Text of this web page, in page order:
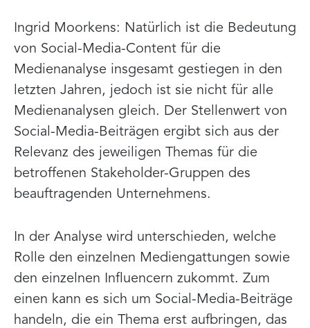
Ingrid Moorkens: Natürlich ist die Bedeutung
von Social-Media-Content für die
Medienanalyse insgesamt gestiegen in den
letzten Jahren, jedoch ist sie nicht für alle
Medienanalysen gleich. Der Stellenwert von
Social-Media-Beiträgen ergibt sich aus der
Relevanz des jeweiligen Themas für die
betroffenen Stakeholder-Gruppen des
beauftragenden Unternehmens.
In der Analyse wird unterschieden, welche
Rolle den einzelnen Mediengattungen sowie
den einzelnen Influencern zukommt. Zum
einen kann es sich um Social-Media-Beiträge
handeln, die ein Thema erst aufbringen, das